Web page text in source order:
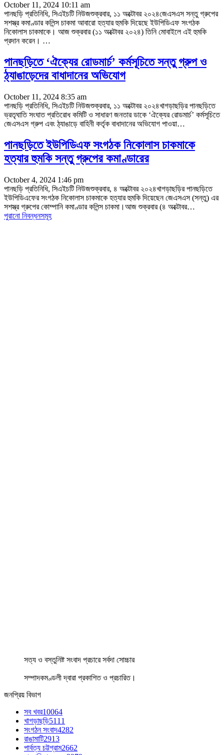
October 11, 2024 10:11 am
পানছড়ি প্রতিনিধি, সিএইচটি নিউজশুক্রবার, ১১ অক্টোবর ২০২৪জেএসএস সন্তু গ্রুপের
সশস্ত্র কমাণ্ডার কলিন্স চাকমা আবারো হত্যার হুমকি দিয়েছে ইউপিডিএফ সংগঠক
নিকোলাস চাকমাকে। আজ শুক্রবার (১১ অক্টোবর ২০২৪) তিনি মোবাইলে এই হুমকি
প্রদান করেন। …
পানছড়িতে ‘ঐক্যের রোডমার্চ’ কর্মসূচিতে সন্তু গ্রুপ ও
ঠ্যাঙাড়েদের বাধাদানের অভিযোগ
October 11, 2024 8:35 am
পানছড়ি প্রতিনিধি, সিএইচটি নিউজশুক্রবার, ১১ অক্টোবর ২০২৪খাগড়াছড়ির পানছড়িতে
ভ্রতৃঘাতি সংঘাত প্রতিরোধ কমিটি ও সাধারণ জনতার ডাকে ‘ঐক্যের রোডমার্চ’ কর্মসূচিতে
জেএসএস গ্রুপ এবং ঠ্যাঙাড়ে বাহিনী কর্তৃক বাধাদানের অভিযোগ পাওয়া…
পানছড়িতে ইউপিডিএফ সংগঠক নিকোলাস চাকমাকে
হত্যার হুমকি সন্তু গ্রুপের কমাণ্ডারের
October 4, 2024 1:46 pm
পানছড়ি প্রতিনিধি, সিএইচটি নিউজশুক্রবার, ৪ অক্টোবর ২০২৪খাগড়াছড়ির পানছড়িতে
ইউপিডিএফের সংগঠক নিকোলাস চাকমাকে হত্যার হুমকি দিয়েছেন জেএসএস (সন্তু) এর
সশস্ত্র গ্রুপের কোম্পানি কমাণ্ডার কলিন্স চাকমা।আজ শুক্রবার (৪ অক্টোবর…
পুরানো নিবন্ধনসমূহ
সত্য ও বস্তুনিষ্ট সংবাদ প্রচারে সর্বদা সোচ্চার
সম্পাদকমণ্ডলী দ্বারা প্রকাশিত ও প্রচারিত।
জনপ্রিয় বিভাগ
সব খবর10064
খাগড়াছড়ি5111
সংগঠন সংবাদ4282
রাঙামাটি2913
পার্বত্য চট্টগ্রাম2662